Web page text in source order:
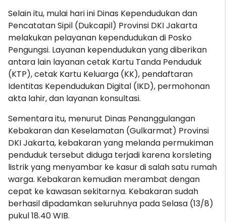
Selain itu, mulai hari ini Dinas Kependudukan dan
Pencatatan Sipil (Dukcapil) Provinsi DKI Jakarta
melakukan pelayanan kependudukan di Posko
Pengungsi. Layanan kependudukan yang diberikan
antara lain layanan cetak Kartu Tanda Penduduk
(KTP), cetak Kartu Keluarga (KK), pendaftaran
Identitas Kependudukan Digital (IKD), permohonan
akta lahir, dan layanan konsultasi.
Sementara itu, menurut Dinas Penanggulangan
Kebakaran dan Keselamatan (Gulkarmat) Provinsi
DKI Jakarta, kebakaran yang melanda permukiman
penduduk tersebut diduga terjadi karena korsleting
listrik yang menyambar ke kasur di salah satu rumah
warga. Kebakaran kemudian merambat dengan
cepat ke kawasan sekitarnya. Kebakaran sudah
berhasil dipadamkan seluruhnya pada Selasa (13/8)
pukul 18.40 WIB.